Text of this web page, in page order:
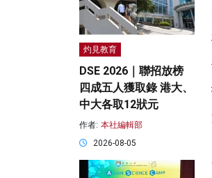
灼見教育
DSE 2026｜聯招放榜
四成五人獲取錄 港大、
中大各取12狀元
作者: 本社編輯部
2026-08-05